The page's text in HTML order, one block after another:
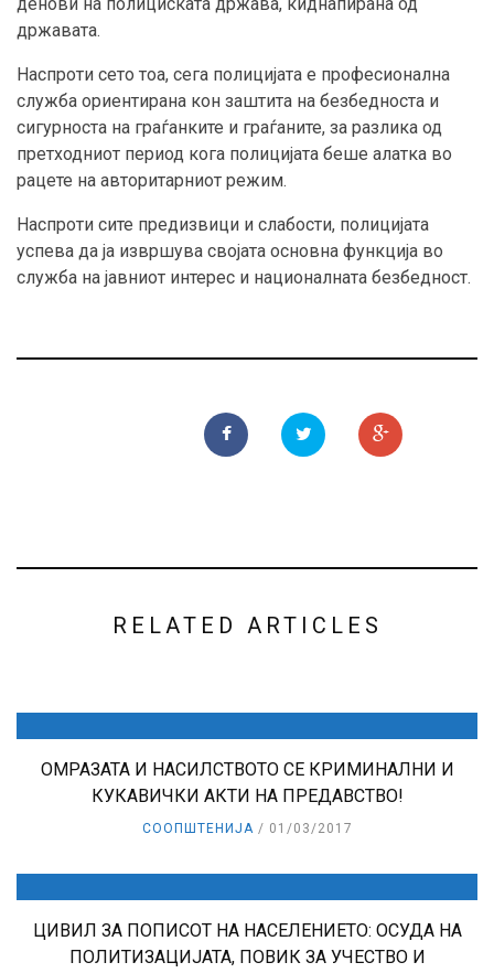
државата.
Наспроти сето тоа, сега полицијата е професионална
служба ориентирана кон заштита на безбедноста и
сигурноста на граѓанките и граѓаните, за разлика од
претходниот период кога полицијата беше алатка во
рацете на авторитарниот режим.
Наспроти сите предизвици и слабости, полицијата
успева да ја извршува својата основна функција во
служба на јавниот интерес и националната безбедност.
RELATED ARTICLES
ОМРАЗАТА И НАСИЛСТВОТО СЕ КРИМИНАЛНИ И
КУКАВИЧКИ АКТИ НА ПРЕДАВСТВО!
СООПШТЕНИЈА 01/03/2017
ЦИВИЛ ЗА ПОПИСОТ НА НАСЕЛЕНИЕТО: ОСУДА НА
ПОЛИТИЗАЦИЈАТА, ПОВИК ЗА УЧЕСТВО И